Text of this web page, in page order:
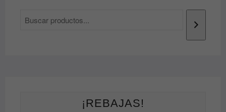
¡REBAJAS!